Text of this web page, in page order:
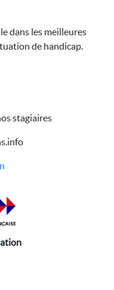
dans les meilleures
de handicap.
stagiaires